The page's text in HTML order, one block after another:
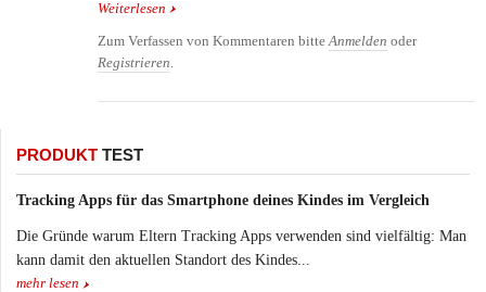
Weiterlesen über Kreative Ideen für die Wandgestaltung im
Zum Verfassen von Kommentaren bitteAnmelden oder
Registrieren.
PRODUKT TEST
Tracking Apps für das Smartphone deines Kindes im Vergleich
Die Gründe warum Eltern Tracking Apps verwenden sind vielfältig: Man
kann damit den aktuellen Standort des Kindes...
mehr lesen